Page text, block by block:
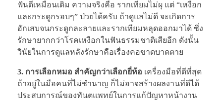
ฟันดีเหมือนเดิม ความจริงคือ รากเทียมไม่ผุ แต่ “เหงือก
และกระดูกรอบๆ” ป่วยได้ครับ ถ้าดูแลไม่ดี จะเกิดการ
อักเสบจนกระดูกละลายและรากเทียมหลุดออกมาได้ ซึ่ง
รักษายากกว่าโรคเหงือกในฟันธรรมชาติเสียอีก ดังนั้น
วินัยในการดูแลหลังรักษาคือเรื่องคอขาดบาดตาย
3. การเลือกหมอ สำคัญกว่าเลือกยี่ห้อ เครื่องมือที่ดีที่สุด
ถ้าอยู่ในมือคนที่ไม่ชำนาญ ก็ไม่อาจสร้างผลงานที่ดีได้
ประสบการณ์ของทันตแพทย์ในการแก้ปัญหาหน้างาน